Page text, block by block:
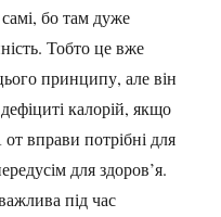
бо там дуже
Тобто це вже
принципу, але він
калорій, якщо
вправи потрібні для
для здоров’я.
під час